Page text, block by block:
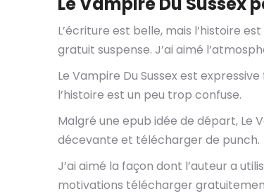
L’écriture est belle, mais l’histoire
gratuit suspense. J’ai aimé
Le Vampire Du Sussex est
l’histoire est un peu trop confuse.
Malgré une epub idée de départ, Le
décevante et télécharger de punch.
J’ai aimé la façon dont l’auteur a
motivations télécharger